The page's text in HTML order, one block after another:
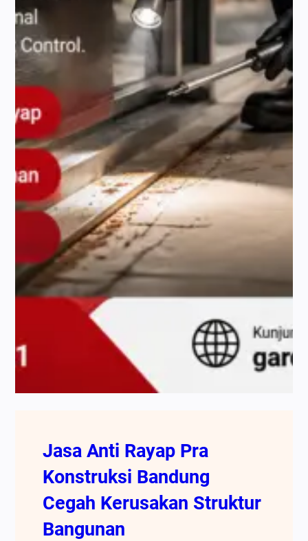
Jasa Anti Rayap Pra
Konstruksi Bandung
Cegah Kerusakan Struktur
Bangunan